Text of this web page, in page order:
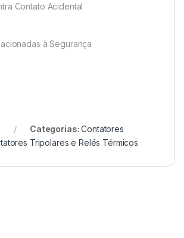
Contato Acidental
à Segurança
Categorias:Contatores
Tripolares e Relés Térmicos